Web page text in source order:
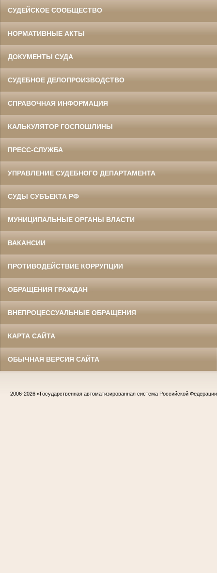
СУДЕЙСКОЕ СООБЩЕСТВО
НОРМАТИВНЫЕ АКТЫ
ДОКУМЕНТЫ СУДА
СУДЕБНОЕ ДЕЛОПРОИЗВОДСТВО
СПРАВОЧНАЯ ИНФОРМАЦИЯ
КАЛЬКУЛЯТОР ГОСПОШЛИНЫ
ПРЕСС-СЛУЖБА
УПРАВЛЕНИЕ СУДЕБНОГО ДЕПАРТАМЕНТА
СУДЫ СУБЪЕКТА РФ
МУНИЦИПАЛЬНЫЕ ОРГАНЫ ВЛАСТИ
ВАКАНСИИ
ПРОТИВОДЕЙСТВИЕ КОРРУПЦИИ
ОБРАЩЕНИЯ ГРАЖДАН
ВНЕПРОЦЕССУАЛЬНЫЕ ОБРАЩЕНИЯ
КАРТА САЙТА
ОБЫЧНАЯ ВЕРСИЯ САЙТА
2006-2026 «Государственная автоматизированная система Российской